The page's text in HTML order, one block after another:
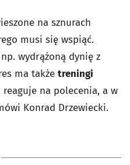
na sznurach
musi się wspiąć.
wydrążoną dynię z
ma także treningi
na polecenia, a w
Konrad Drzewiecki.